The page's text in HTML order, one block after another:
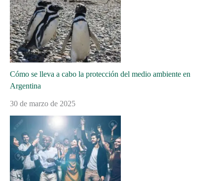
Cómo se lleva a cabo la protección del medio ambiente en
Argentina
30 de marzo de 2025